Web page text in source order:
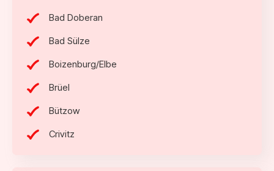
Bad Doberan
Bad Sülze
Boizenburg/Elbe
Brüel
Bützow
Crivitz